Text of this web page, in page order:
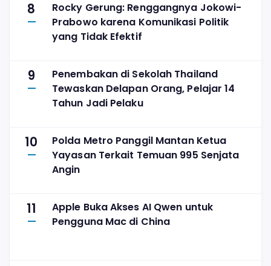
8
Rocky Gerung: Renggangnya Jokowi-
Prabowo karena Komunikasi Politik
yang Tidak Efektif
9
Penembakan di Sekolah Thailand
Tewaskan Delapan Orang, Pelajar 14
Tahun Jadi Pelaku
10
Polda Metro Panggil Mantan Ketua
Yayasan Terkait Temuan 995 Senjata
Angin
11
Apple Buka Akses AI Qwen untuk
Pengguna Mac di China